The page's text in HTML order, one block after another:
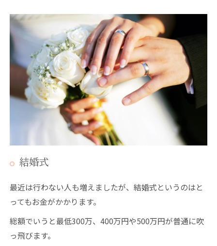
結婚式
最近は行わない人も増えましたが、結婚式というのはと
ってもお金がかかります。
総額でいうと最低300万、400万円や500万円が普通に吹
っ飛びます。